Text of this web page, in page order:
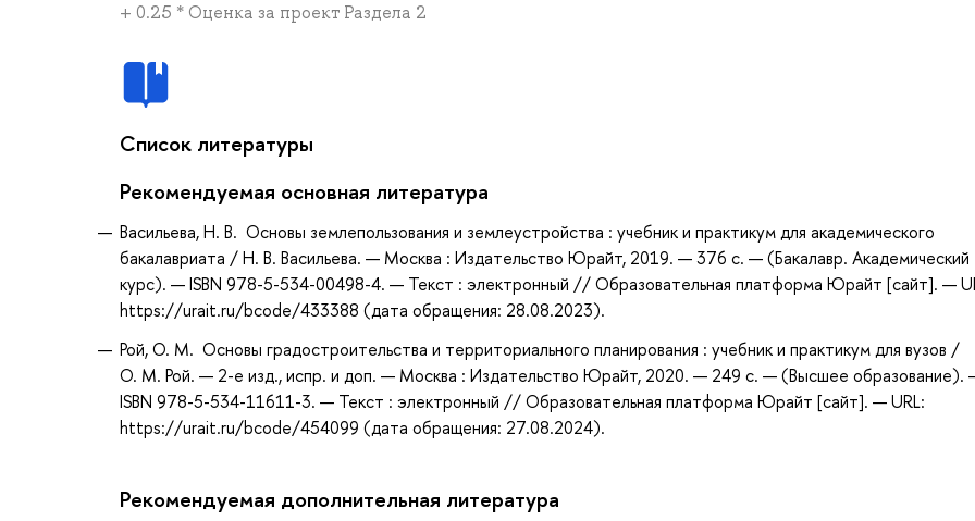
+ 0.25 * Оценка за проект Раздела 2
Список литературы
Рекомендуемая основная литература
Васильева, Н. В. Основы землепользования и землеустройства : учебник и практикум для академического
бакалавриата / Н. В. Васильева. — Москва : Издательство Юрайт, 2019. — 376 с. — (Бакалавр. Академический
курс). — ISBN 978-5-534-00498-4. — Текст : электронный // Образовательная платформа Юрайт [сайт]. —
https://urait.ru/bcode/433388 (дата обращения: 28.08.2023).
Рой, О. М. Основы градостроительства и территориального планирования : учебник и практикум для вузов /
О. М. Рой. — 2-е изд., испр. и доп. — Москва : Издательство Юрайт, 2020. — 249 с. — (Высшее образование).
ISBN 978-5-534-11611-3. — Текст : электронный // Образовательная платформа Юрайт [сайт]. — URL:
https://urait.ru/bcode/454099 (дата обращения: 27.08.2024).
Рекомендуемая дополнительная литература